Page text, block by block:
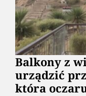
Balkony z
urządzić
która